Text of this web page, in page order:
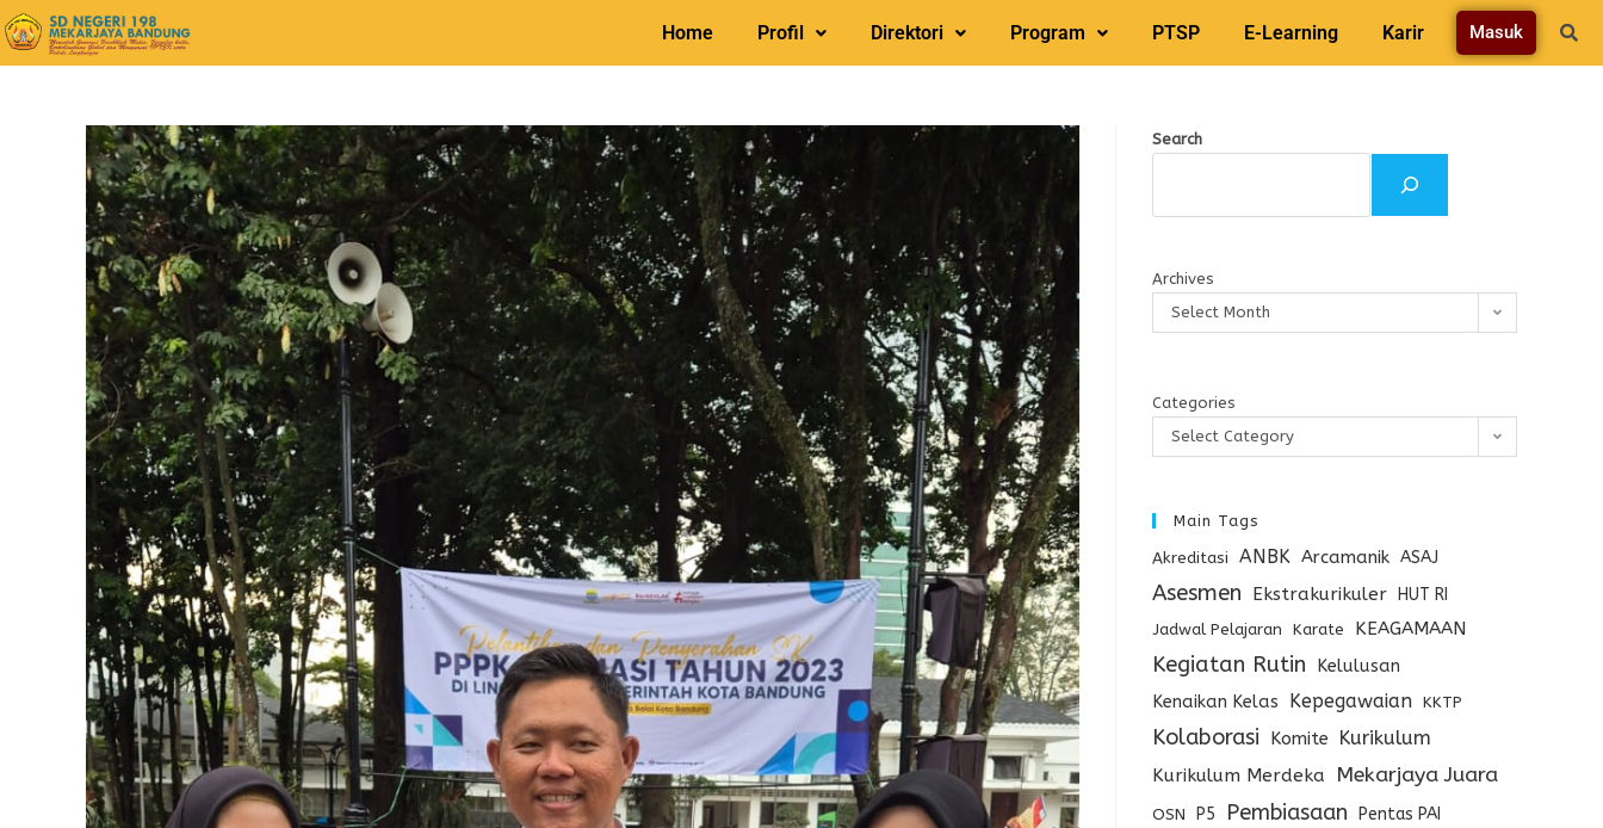
Home Profil Direktori Program PTSP E-Learning Karir Masuk
Search
Archives
Select Month
Categories
Select Category
Main Tags
Akreditasi ANBK Arcamanik ASAJ
Asesmen Ekstrakurikuler HUT RI
Jadwal Pelajaran Karate KEAGAMAAN
Kegiatan Rutin
Kelulusan
Kenaikan Kelas
Kepegawaian KKTP
Kolaborasi Komite Kurikulum
Kurikulum Merdeka Mekarjaya Juara
OSN P5 Pembiasaan Pentas PAI